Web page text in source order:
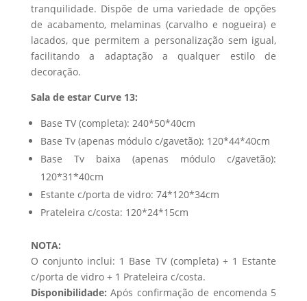
tranquilidade. Dispõe de uma variedade de opções
de acabamento, melaminas (carvalho e nogueira) e
lacados, que permitem a personalização sem igual,
facilitando a adaptação a qualquer estilo de
decoração.
Sala de estar Curve 13:
Base TV (completa): 240*50*40cm
Base Tv (apenas módulo c/gavetão): 120*44*40cm
Base Tv baixa (apenas módulo c/gavetão):
120*31*40cm
Estante c/porta de vidro: 74*120*34cm
Prateleira c/costa: 120*24*15cm
NOTA:
O conjunto inclui: 1 Base TV (completa) + 1 Estante
c/porta de vidro + 1 Prateleira c/costa.
Disponibilidade: Após confirmação de encomenda 5